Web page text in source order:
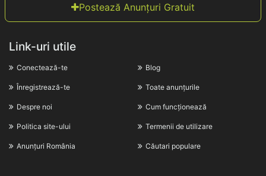
Postează Anunțuri Gratuit
Link-uri utile
Conectează-te
Înregistrează-te
Despre noi
Politica site-ului
Anunțuri România
Blog
Toate anunțurile
Cum funcționează
Termenii de utilizare
Căutari populare